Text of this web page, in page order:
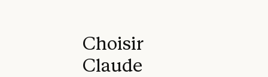
Choisir
Claude